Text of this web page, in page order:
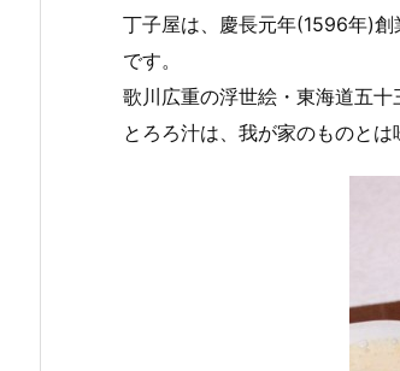
丁子屋は、慶長元年(1596年)
です。
歌川広重の浮世絵・東海道五十
とろろ汁は、我が家のものとは